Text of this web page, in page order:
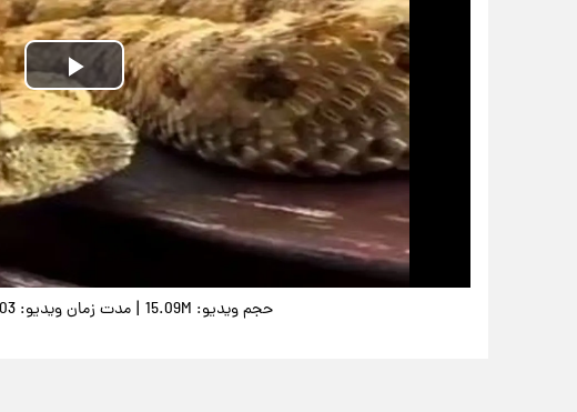
Play
حجم ویدیو: 15.09M |مدت زمان ویدیو: 00:01:03